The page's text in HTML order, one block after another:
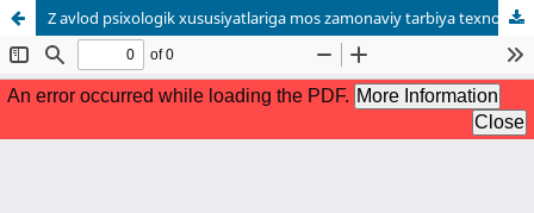
Z avlod psixologik xususiyatlariga mos zamonaviy tarbiya texnologiyalari